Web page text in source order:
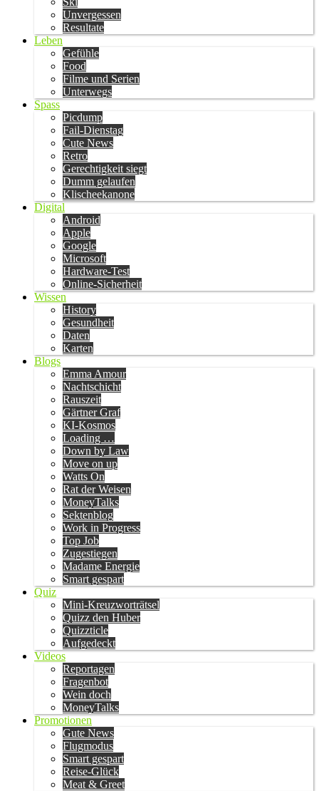
Unvergessen
Resultate
Leben
Gefühle
Food
Filme und Serien
Unterwegs
Spass
Picdump
Fail-Dienstag
Cute News
Retro
Gerechtigkeit siegt
Dumm gelaufen
Klischeekanone
Digital
Android
Apple
Google
Microsoft
Hardware-Test
Online-Sicherheit
Wissen
History
Gesundheit
Daten
Karten
Blogs
Emma Amour
Nachtschicht
Rauszeit
Gärtner Graf
KI-Kosmos
Loading …
Down by Law
Move on up
Watts On
Rat der Weisen
MoneyTalks
Sektenblog
Work in Progress
Top Job
Zugestiegen
Madame Energie
Smart gespart
Quiz
Mini-Kreuzworträtsel
Quizz den Huber
Quizzticle
Aufgedeckt
Videos
Reportagen
Fragenbot
Wein doch
MoneyTalks
Promotionen
Gute News
Flugmodus
Smart gespart
Reise-Glück
Meat & Greet